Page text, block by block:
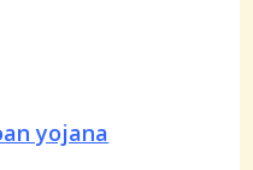
yojana